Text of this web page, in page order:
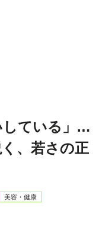
している」…
、若さの正
美容・健康